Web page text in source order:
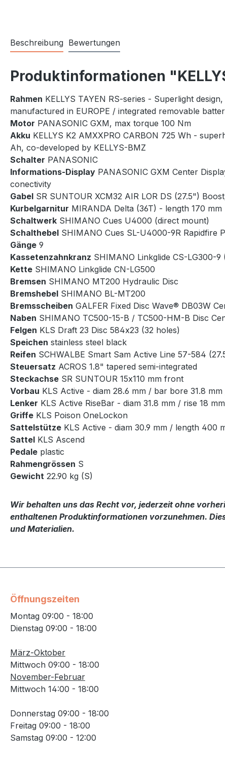
Beschreibung Bewertungen
Produktinformationen
Rahmen KELLYS TAYEN RS-series - Superlight
manufactured in EUROPE / integrated removable
Motor PANASONIC GXM, max torque 100 Nm
Akku KELLYS K2 AMXXPRO CARBON 725 Wh -
Ah, co-developed by KELLYS-BMZ
Schalter PANASONIC
Informations-Display PANASONIC GXM Center
conectivity
Gabel SR SUNTOUR XCM32 AIR LOR DS (27.5")
Kurbelgarnitur MIRANDA Delta (36T) - length 170 mm
Schaltwerk SHIMANO Cues U4000 (direct mount)
Schalthebel SHIMANO Cues SL-U4000-9R Rapidfire
Gänge 9
Kassetenzahnkranz SHIMANO Linkglide CS-LG300-9
Kette SHIMANO Linkglide CN-LG500
Bremsen SHIMANO MT200 Hydraulic Disc
Bremshebel SHIMANO BL-MT200
Bremsscheiben GALFER Fixed Disc Wave® DB03W
Naben SHIMANO TC500-15-B / TC500-HM-B Disc
Felgen KLS Draft 23 Disc 584x23 (32 holes)
Speichen stainless steel black
Reifen SCHWALBE Smart Sam Active Line 57-584
Steuersatz ACROS 1.8" tapered semi-integrated
Steckachse SR SUNTOUR 15x110 mm front
Vorbau KLS Active - diam 28.6 mm / bar bore 31.8
Lenker KLS Active RiseBar - diam 31.8 mm / rise 18
Griffe KLS Poison OneLockon
Sattelstütze KLS Active - diam 30.9 mm / length 400
Sattel KLS Ascend
Pedale plastic
Rahmengrössen S
Gewicht 22.90 kg (S)
Wir behalten uns das Recht vor, jederzeit ohne
enthaltenen Produktinformationen vorzunehmen.
und Materialien.
Öffnungszeiten
Montag 09:00 - 18:00
Dienstag 09:00 - 18:00
März-Oktober
Mittwoch 09:00 - 18:00
November-Februar
Mittwoch 14:00 - 18:00
Donnerstag 09:00 - 18:00
Freitag 09:00 - 18:00
Samstag 09:00 - 12:00